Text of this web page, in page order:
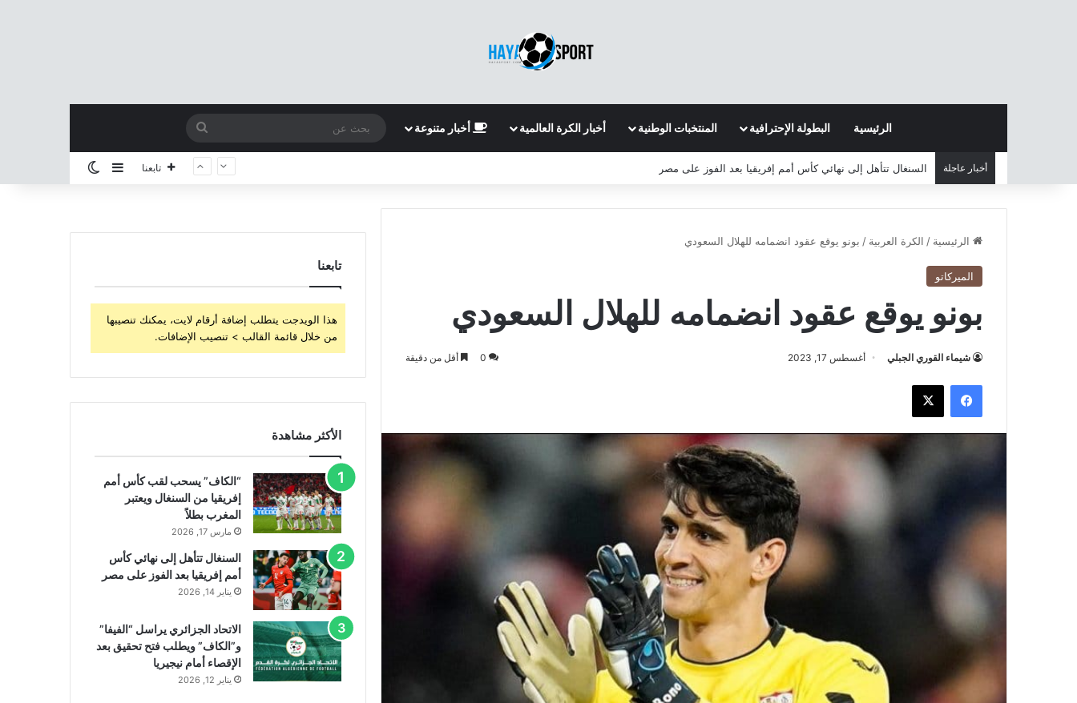
الرئيسية البطولة الإحترافية المنتخبات الوطنية أخبار الكرة العالمية أخبار متنوعة
بحث
عن
أخبار عاجلة السنغال تتأهل إلى نهائي كأس أمم إفريقيا بعد الفوز على مصر تابعنا إضافة عمود جانبي
الوضع المظلم
الرئيسية / الكرة العربية / بونو يوقع عقود انضمامه للهلال السعودي
الميركاتو
بونو يوقع عقود انضمامه للهلال السعودي
شيماء القوري الجبلي أغسطس 17, 2023 0 أقل من دقيقة
فيسبوك ‫X
تابعنا
هذا الويدجت يتطلب إضافة أرقام لايت، يمكنك تنصيبها
من خلال قائمة القالب > تنصيب الإضافات.
الأكثر مشاهدة
“الكاف” يسحب لقب كأس أمم
إفريقيا من السنغال ويعتبر
المغرب بطلاً
مارس 17, 2026
السنغال تتأهل إلى نهائي كأس
أمم إفريقيا بعد الفوز على مصر
يناير 14, 2026
الاتحاد الجزائري يراسل “الفيفا”
و”الكاف” ويطلب فتح تحقيق بعد
الإقصاء أمام نيجيريا
يناير 12, 2026